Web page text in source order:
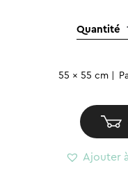
Quantité
-
55 x 55 cm
Ajouter